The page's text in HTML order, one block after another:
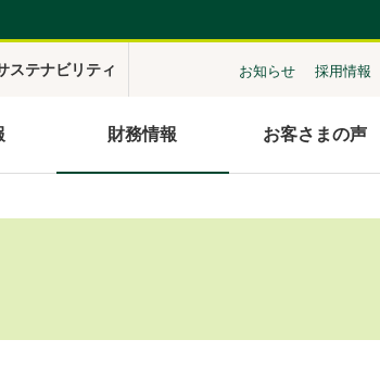
ステナビリティ お知らせ 採用情報
財務情報 お客さまの声